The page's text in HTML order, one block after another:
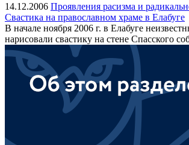
14.12.2006 Проявления расизма и
Свастика на православном храме в Елабуге
В начале ноября 2006 г. в Елабуге
нарисовали свастику на стене Спасского